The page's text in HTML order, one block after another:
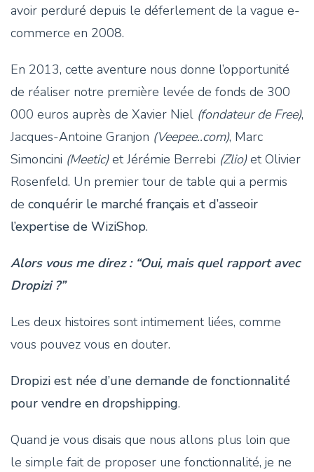
avoir perduré depuis le déferlement de la vague e-
commerce en 2008.
En 2013, cette aventure nous donne l’opportunité
de réaliser notre première levée de fonds de 300
000 euros auprès de Xavier Niel (fondateur de Free),
Jacques-Antoine Granjon (Veepee..com), Marc
Simoncini (Meetic)et Jérémie Berrebi (Zlio)et Olivier
Rosenfeld. Un premier tour de table qui a permis
de conquérir le marché français et d’asseoir
l’expertise de WiziShop.
Alors vous me direz : “Oui, mais quel rapport avec
Dropizi ?”
Les deux histoires sont intimement liées, comme
vous pouvez vous en douter.
Dropizi est née d’une demande de fonctionnalité
pour vendre en dropshipping.
Quand je vous disais que nous allons plus loin que
le simple fait de proposer une fonctionnalité, je ne